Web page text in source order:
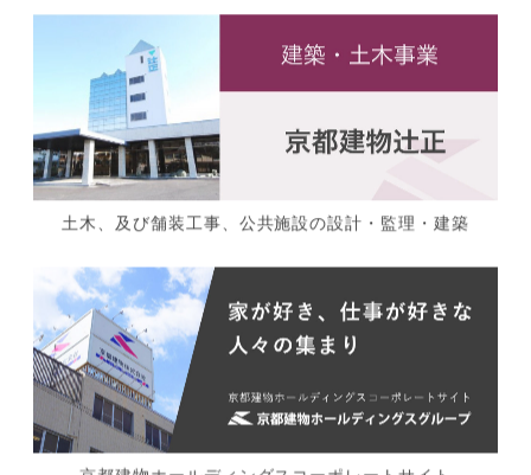
土木、及び舗装工事、公共施設の設計・監理・建築